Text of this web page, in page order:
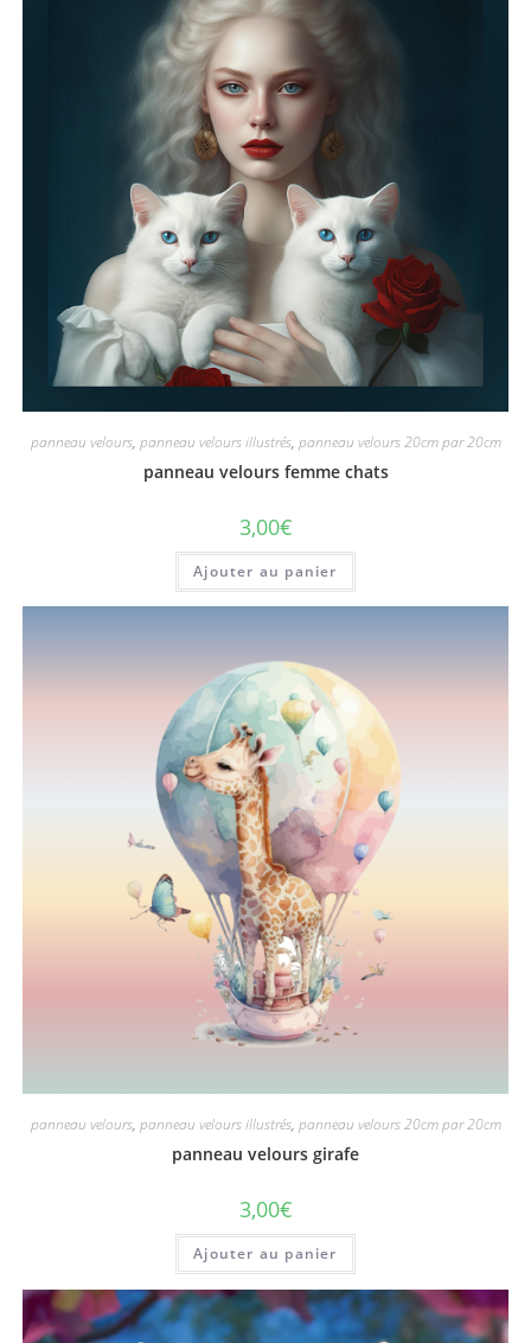
panneau velours, panneau velours illustrés, panneau velours 20cm par 20cm
panneau velours femme chats
3,00€
Ajouter au panier
panneau velours, panneau velours illustrés, panneau velours 20cm par 20cm
panneau velours girafe
3,00€
Ajouter au panier